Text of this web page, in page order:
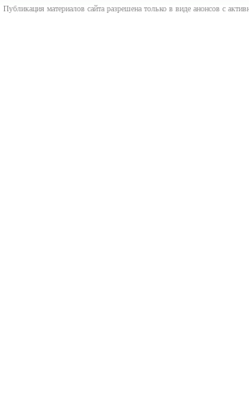
Публикация материалов сайта разрешена только в виде анонсов с